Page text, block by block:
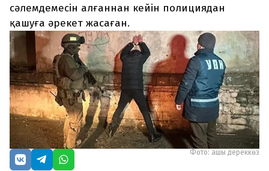
Редакциямен байланыс
+7 708 604 51 06
Жарнама бөлімі
+7 701 220 64 52
Пошта
zhasalash100@gmail.com
сәлемдемесін алғаннан кейін полициядан
қашуға әрекет жасаған.
Фото: ашық дереккөз